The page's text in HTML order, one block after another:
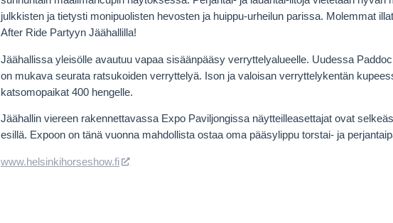
julkkisten ja tietysti monipuolisten hevosten ja huippu-urheilun parissa. Molemmat
After Ride Partyyn Jäähallilla!
Jäähallissa yleisölle avautuu vapaa sisäänpääsy verryttelyalueelle. Uudessa
on mukava seurata ratsukoiden verryttelyä. Ison ja valoisan verryttelykentän
katsomopaikat 400 hengelle.
Jäähallin viereen rakennettavassa Expo Paviljongissa näytteilleasettajat ovat
esillä. Expoon on tänä vuonna mahdollista ostaa oma pääsylippu torstai- ja
www.helsinkihorseshow.fi